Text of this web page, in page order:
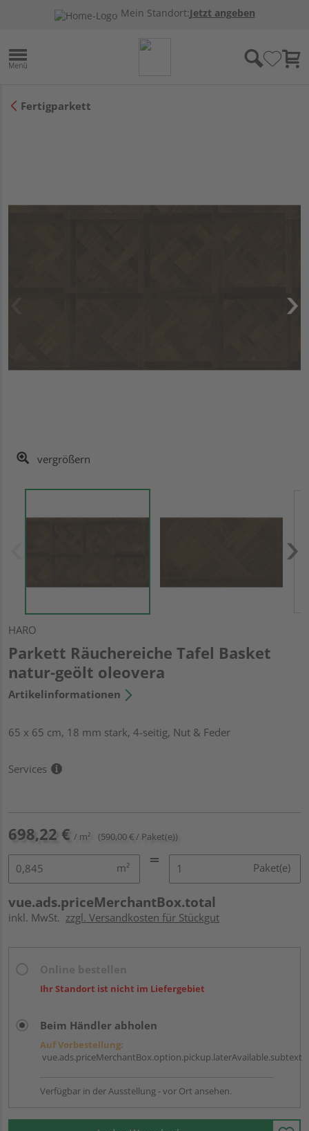
Mein Standort:Jetzt angeben
Fertigparkett
vergrößern
HARO
Parkett Räuchereiche Tafel Basket
natur-geölt oleovera
Artikelinformationen
65 x 65 cm, 18 mm stark, 4-seitig, Nut & Feder
Services
698,22 € / m² (590,00 € / Paket(e))
m² Paket(e)
vue.ads.priceMerchantBox.total
inkl. MwSt. zzgl. Versandkosten für Stückgut
Ihr Standort ist nicht im Liefergebiet
Beim Händler abholen
Auf Vorbestellung:
vue.ads.priceMerchantBox.option.pickup.laterAvailable.subtext
Verfügbar in der Ausstellung - vor Ort ansehen.